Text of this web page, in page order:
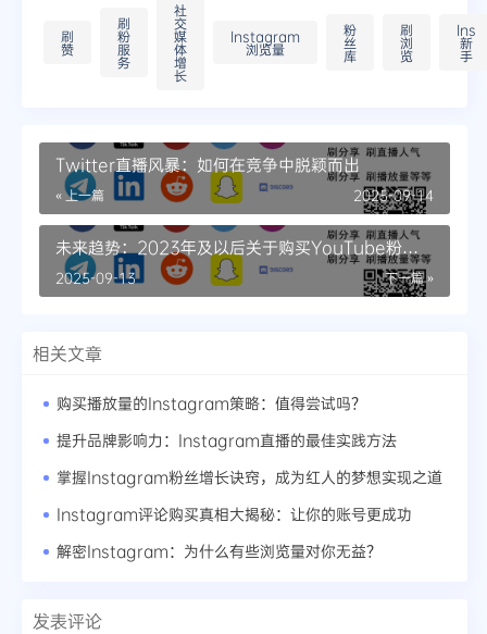
刷
赞
刷
粉
服
务
社
交
媒
体
增
长
Instagram
浏览量
粉
丝
库
刷
浏
览
Ins
新
手
Twitter直播风暴：如何在竞争中脱颖而出
« 上一篇 2025-09-14
未来趋势：2023年及以后关于购买YouTube粉丝
的新思考
下一篇 »
2025-09-13
相关文章
购买播放量的Instagram策略：值得尝试吗？
提升品牌影响力：Instagram直播的最佳实践方法
掌握Instagram粉丝增长诀窍，成为红人的梦想实现之道
Instagram评论购买真相大揭秘：让你的账号更成功
解密Instagram：为什么有些浏览量对你无益？
发表评论